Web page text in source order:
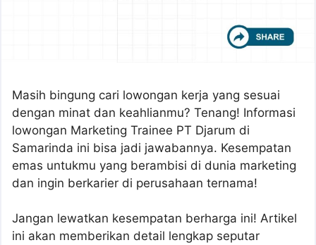
Masih bingung cari lowongan kerja yang sesuai
dengan minat dan keahlianmu? Tenang! Informasi
lowongan Marketing Trainee PT Djarum di
Samarinda ini bisa jadi jawabannya. Kesempatan
emas untukmu yang berambisi di dunia marketing
dan ingin berkarier di perusahaan ternama!
Jangan lewatkan kesempatan berharga ini! Artikel
ini akan memberikan detail lengkap seputar